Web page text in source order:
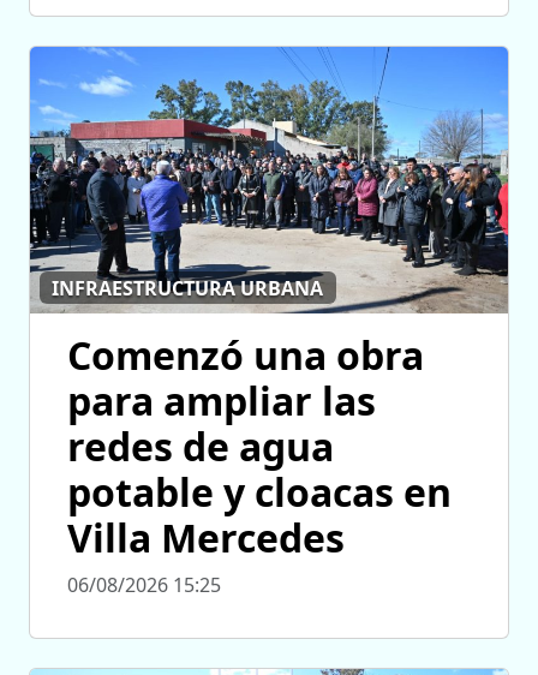
INFRAESTRUCTURA URBANA
Comenzó una obra
para ampliar las
redes de agua
potable y cloacas en
Villa Mercedes
06/08/2026 15:25